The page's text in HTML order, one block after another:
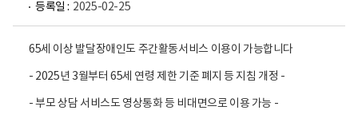
등록일 : 2025-02-25
65세 이상 발달장애인도 주간활동서비스 이용이 가능합니다
- 2025년 3월부터 65세 연령 제한 기준 폐지 등 지침 개정 -
- 부모 상담 서비스도 영상통화 등 비대면으로 이용 가능 -